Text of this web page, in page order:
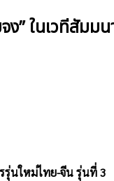
” ในเวทีสัม
รุ่นใหม่ไทย-จีน รุ่นที่ 3